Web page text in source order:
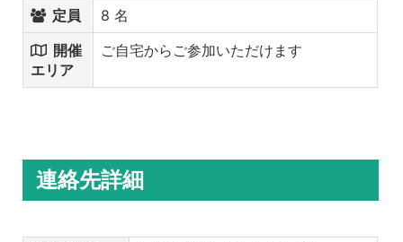
定員
8 名
開催
エリア
ご自宅からご参加いただけます
連絡先詳細